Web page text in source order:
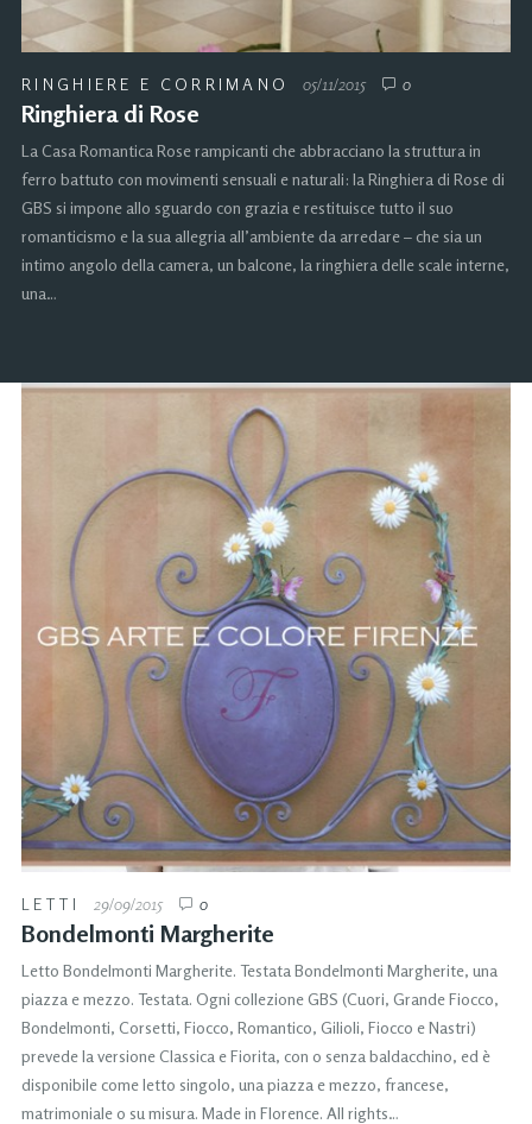
RINGHIERE E CORRIMANO 05/11/2015 0
Ringhiera di Rose
La Casa Romantica Rose rampicanti che abbracciano la struttura in
ferro battuto con movimenti sensuali e naturali: la Ringhiera di Rose di
GBS si impone allo sguardo con grazia e restituisce tutto il suo
romanticismo e la sua allegria all’ambiente da arredare – che sia un
intimo angolo della camera, un balcone, la ringhiera delle scale interne,
una…
LETTI 29/09/2015 0
Bondelmonti Margherite
Letto Bondelmonti Margherite. Testata Bondelmonti Margherite, una
piazza e mezzo. Testata. Ogni collezione GBS (Cuori, Grande Fiocco,
Bondelmonti, Corsetti, Fiocco, Romantico, Gilioli, Fiocco e Nastri)
prevede la versione Classica e Fiorita, con o senza baldacchino, ed è
disponibile come letto singolo, una piazza e mezzo, francese,
matrimoniale o su misura. Made in Florence. All rights…